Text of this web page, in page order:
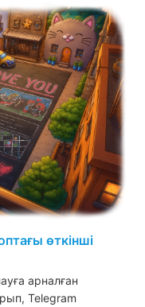
өткінші
арналған
Telegram